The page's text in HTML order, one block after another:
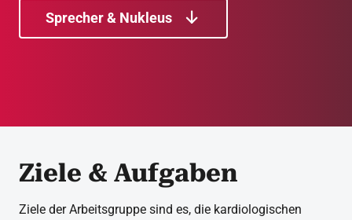
Sprecher & Nukleus
Ziele & Aufgaben
Ziele der Arbeitsgruppe sind es, die kardiologischen